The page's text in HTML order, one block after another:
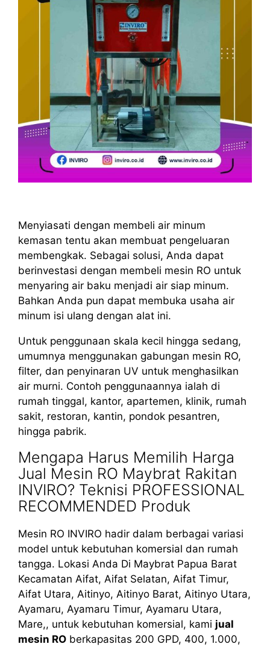
Menyiasati dengan membeli air minum
kemasan tentu akan membuat pengeluaran
membengkak. Sebagai solusi, Anda dapat
berinvestasi dengan membeli mesin RO untuk
menyaring air baku menjadi air siap minum.
Bahkan Anda pun dapat membuka usaha air
minum isi ulang dengan alat ini.
Untuk penggunaan skala kecil hingga sedang,
umumnya menggunakan gabungan mesin RO,
filter, dan penyinaran UV untuk menghasilkan
air murni. Contoh penggunaannya ialah di
rumah tinggal, kantor, apartemen, klinik, rumah
sakit, restoran, kantin, pondok pesantren,
hingga pabrik.
Mengapa Harus Memilih Harga
Jual Mesin RO Maybrat Rakitan
INVIRO? Teknisi PROFESSIONAL
RECOMMENDED Produk
Mesin RO INVIRO hadir dalam berbagai variasi
model untuk kebutuhan komersial dan rumah
tangga. Lokasi Anda Di Maybrat Papua Barat
Kecamatan Aifat, Aifat Selatan, Aifat Timur,
Aifat Utara, Aitinyo, Aitinyo Barat, Aitinyo Utara,
Ayamaru, Ayamaru Timur, Ayamaru Utara,
Mare,, untuk kebutuhan komersial, kami jual
mesin RO berkapasitas 200 GPD, 400, 1.000,